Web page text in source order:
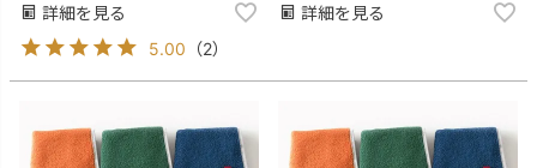
詳細を見る
5.00 （2）
詳細を見る